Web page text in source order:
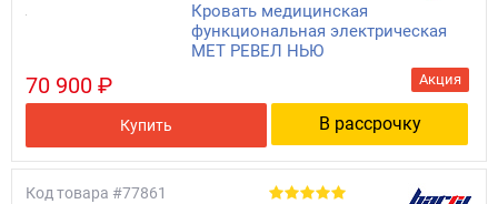
Кровать медицинская
функциональная электрическая
MET РЕВЕЛ НЬЮ
Акция
70 900 ₽
Купить В рассрочку
Код товара #77861